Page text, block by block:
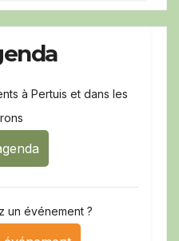
à Pertuis et dans les
un événement ?